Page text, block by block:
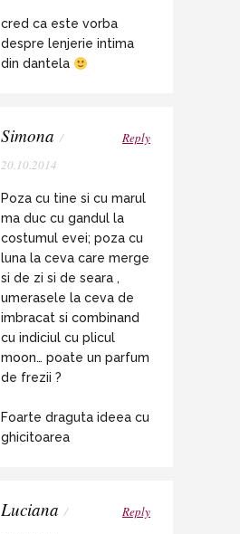
cred ca este vorba
despre lenjerie intima
din dantela
Simona /
20.10.2014
Reply
Poza cu tine si cu marul
ma duc cu gandul la
costumul evei; poza cu
luna la ceva care merge
si de zi si de seara ,
umerasele la ceva de
imbracat si combinand
cu indiciul cu plicul
moon… poate un parfum
de frezii ?
Foarte draguta ideea cu
ghicitoarea
Luciana /
Reply